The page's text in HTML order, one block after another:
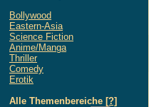
Bollywood
Eastern-Asia
Science Fiction
Anime/Manga
Thriller
Comedy
Erotik
Alle Themenbereiche [?]